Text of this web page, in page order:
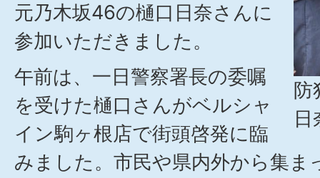
防
日
元乃木坂46の樋口日奈さんに
参加いただきました。
午前は、一日警察署長の委嘱
を受けた樋口さんがベルシャ
イン駒ヶ根店で街頭啓発に臨
みました。市民や県内外から集ま